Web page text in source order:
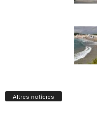
Altres notícies